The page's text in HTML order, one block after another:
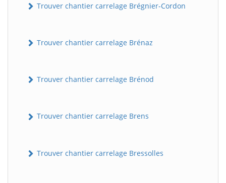
Trouver chantier carrelage Brégnier-Cordon
Trouver chantier carrelage Brénaz
Trouver chantier carrelage Brénod
Trouver chantier carrelage Brens
Trouver chantier carrelage Bressolles